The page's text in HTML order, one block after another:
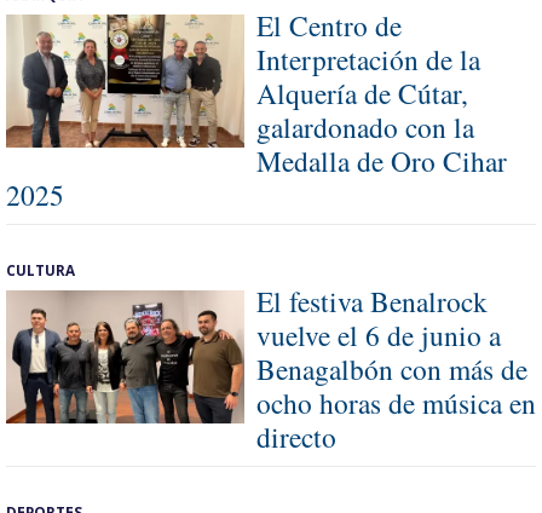
El Centro de
Interpretación de la
Alquería de Cútar,
galardonado con la
Medalla de Oro Cihar
2025
CULTURA
El festiva Benalrock
vuelve el 6 de junio a
Benagalbón con más de
ocho horas de música en
directo